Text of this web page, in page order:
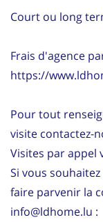
Court ou long
Frais d'agence
https://
Pour tout
visite contactez-
Visites par appel
Si vous
faire parvenir la
info@ldhome.lu :